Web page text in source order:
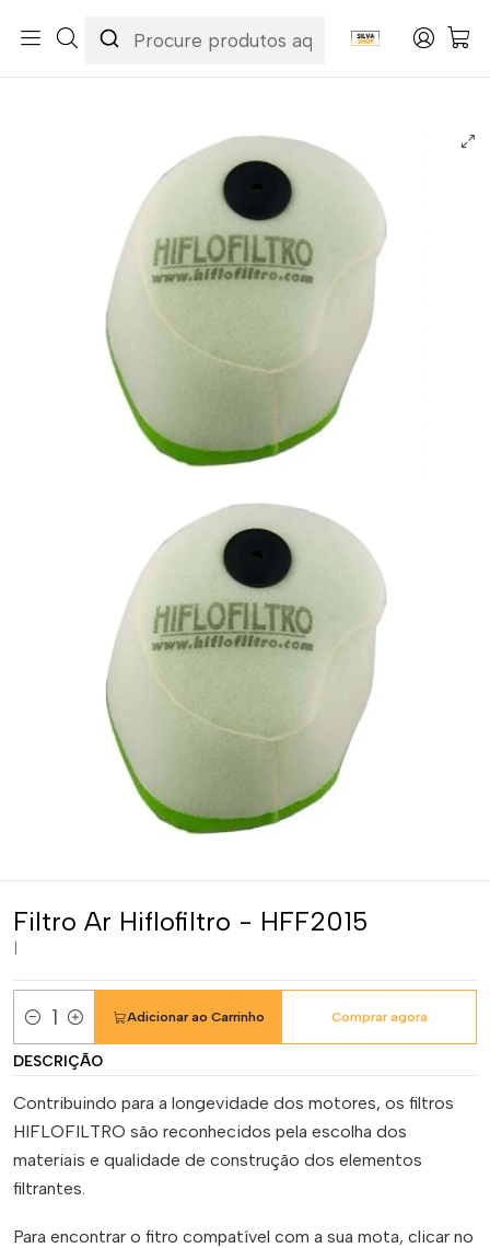
Manutenção & Consumíveis
Filtros Filtros Ar
Hiflofiltro
Filtro Ar Hiflofiltro - HFF2015
Filtro Ar Hiflofiltro - HFF2015
Quantidade
Adicionar ao Carrinho Comprar agora
DESCRIÇÃO
Contribuindo para a longevidade dos motores, os filtros
HIFLOFILTRO são reconhecidos pela escolha dos
materiais e qualidade de construção dos elementos
filtrantes.
Para encontrar o fitro compatível com a sua mota, clicar no